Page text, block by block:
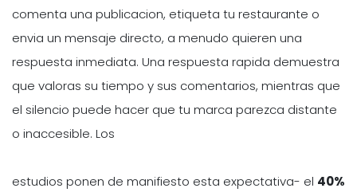
comenta una publicacion, etiqueta tu restaurante o
envia un mensaje directo, a menudo quieren una
respuesta inmediata. Una respuesta rapida demuestra
que valoras su tiempo y sus comentarios, mientras que
el silencio puede hacer que tu marca parezca distante
o inaccesible. Los
estudios ponen de manifiesto esta expectativa- el 40%